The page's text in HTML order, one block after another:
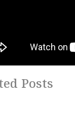
Posts